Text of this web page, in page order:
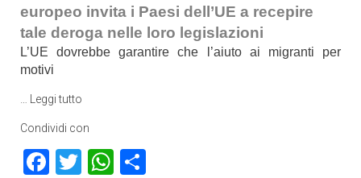
europeo invita i Paesi dell’UE a recepire
tale deroga nelle loro legislazioni
L’UE dovrebbe garantire che l’aiuto ai migranti per
motivi
Leggi tutto
Condividi con
Facebook
TwitterWhatsApp